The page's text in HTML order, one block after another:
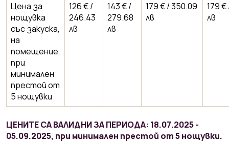
Цена за
нощувка
със закуска,
на
помещение,
при
минимален
престой от
5 нощувки
126 € /
246.43
лв
143 € /
279.68
лв
179 € / 350.09
лв
179
лв
ЦЕНИТЕ СА ВАЛИДНИ ЗА ПЕРИОДА: 18.07.2025 -
05.09.2025, при минимален престой от 5 нощувки.